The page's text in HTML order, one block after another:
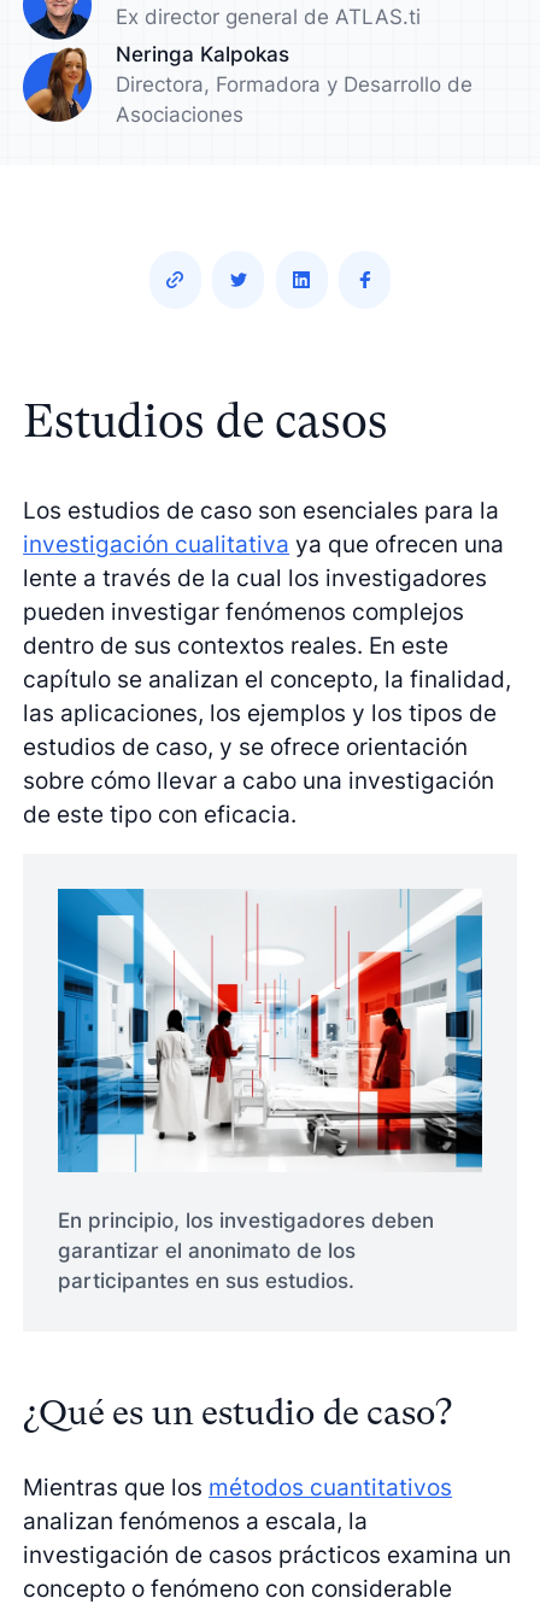
Ex director general de ATLAS.ti
Neringa Kalpokas
Directora, Formadora y Desarrollo de
Asociaciones
Estudios de casos
Los estudios de caso son esenciales para la
investigación cualitativa ya que ofrecen una
lente a través de la cual los investigadores
pueden investigar fenómenos complejos
dentro de sus contextos reales. En este
capítulo se analizan el concepto, la finalidad,
las aplicaciones, los ejemplos y los tipos de
estudios de caso, y se ofrece orientación
sobre cómo llevar a cabo una investigación
de este tipo con eficacia.
En principio, los investigadores deben
garantizar el anonimato de los
participantes en sus estudios.
¿Qué es un estudio de caso?
Mientras que los métodos cuantitativos
analizan fenómenos a escala, la
investigación de casos prácticos examina un
concepto o fenómeno con considerable